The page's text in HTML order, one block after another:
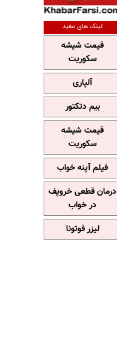
لینک های مفید
قیمت شیشه
سکوریت
آلپاری
بیم دتکتور
قیمت شیشه
سکوریت
فیلم آپنه خواب
درمان قطعی خروپف
در خواب
لیزر فوتونا